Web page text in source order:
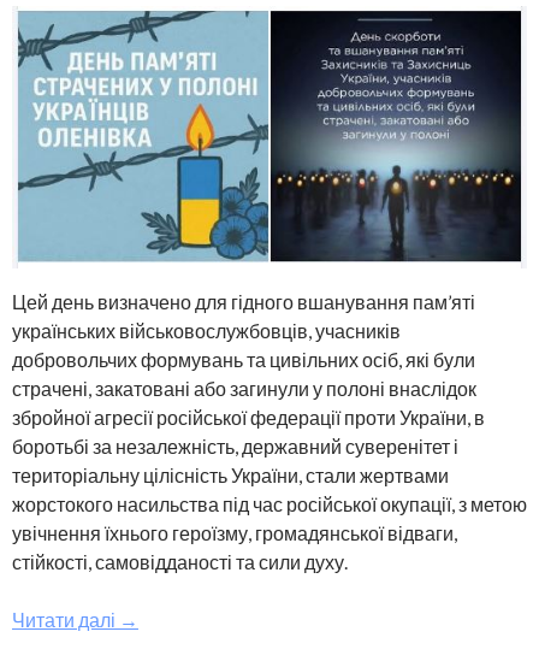
Цей день визначено для гідного вшанування пам’яті
українських військовослужбовців, учасників
добровольчих формувань та цивільних осіб, які були
страчені, закатовані або загинули у полоні внаслідок
збройної агресії російської федерації проти України, в
боротьбі за незалежність, державний суверенітет і
територіальну цілісність України, стали жертвами
жорстокого насильства під час російської окупації, з метою
увічнення їхнього героїзму, громадянської відваги,
стійкості, самовідданості та сили духу.
Читати далі →